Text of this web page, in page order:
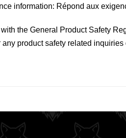
information: Répond aux
with the General Product Safety
any product safety related